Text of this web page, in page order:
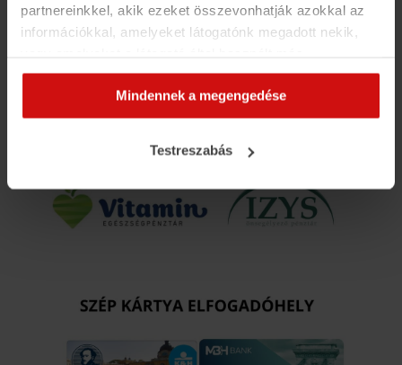
partnereinkkel, akik ezeket összevonhatják azokkal az
információkkal, amelyeket látogatónk megadott nekik,
szolgáltatásokból gyűjtöttek. Elfogadásával segíti a
munkánkat és nagyobb felhasználói élményt
biztosíthatunk mi is látogatóinknak.
Mindennek a megengedése
Testreszabás